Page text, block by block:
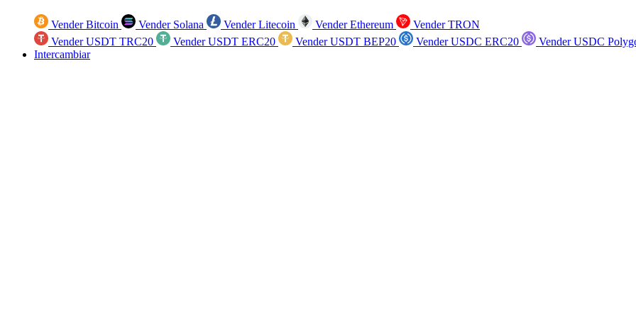
Vender Bitcoin Vender Solana Vender Litecoin Vender Ethereum
Vender TRON
Vender USDT TRC20
Vender USDT ERC20 Vender USDT BEP20 Vender USDC ERC20
Vender USDC
Intercambiar